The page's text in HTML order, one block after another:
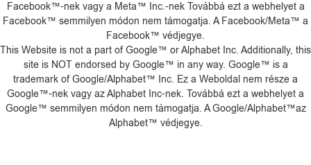
Facebook™️-nek vagy a Meta™️ Inc.-nek Továbbá ezt a webhelyet a
Facebook™️ semmilyen módon nem támogatja. A Facebook/Meta™️ a
Facebook™️ védjegye.
This Website is not a part of Google™️ or Alphabet Inc. Additionally, this
site is NOT endorsed by Google™️ in any way. Google™️ is a
trademark of Google/Alphabet™️ Inc. Ez a Weboldal nem része a
Google™️-nek vagy az Alphabet Inc-nek. Továbbá ezt a webhelyet a
Google™️ semmilyen módon nem támogatja. A Google/Alphabet™️az
Alphabet™️ védjegye.